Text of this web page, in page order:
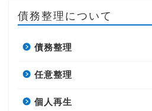
債務整理について
債務整理
任意整理
個人再生